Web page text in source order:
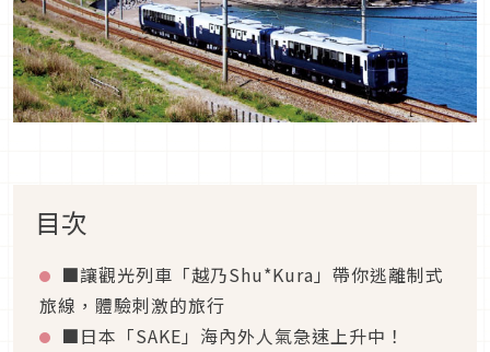
目次
■讓觀光列車「越乃Shu*Kura」帶你逃離制式
旅線，體驗刺激的旅行
■日本「SAKE」海內外人氣急速上升中！